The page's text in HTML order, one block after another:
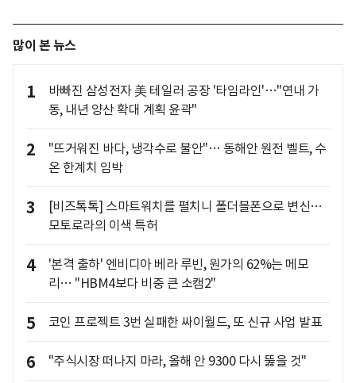
많이 본 뉴스
1
바빠진 삼성전자 美 테일러 공장 '타임라인'…"연내 가
동, 내년 양산 확대 계획 윤곽"
2
"뜨거워진 바다, 냉각수로 불안"… 동해안 원전 벨트, 수
온 한계치 임박
3
[비즈톡톡] 스마트워치를 펼치니 폴더블폰으로 변신…
모토로라의 이색 특허
4
'본격 출하' 엔비디아 베라 루빈, 원가의 62%는 메모
리… "HBM4보다 비중 큰 소캠2"
5 코인 프로젝트 3번 실패한 싸이월드, 또 신규 사업 발표
6 "주식시장 떠나지 마라, 올해 안 9300 다시 뚫을 것"